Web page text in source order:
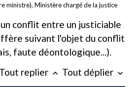
ministre), Ministère chargé de la justice
conflit entre un justiciable
suivant l'objet du conflit
faute déontologique...).
Tout replier keyboard_arrow_up Tout déplier keyboard_arrow_down